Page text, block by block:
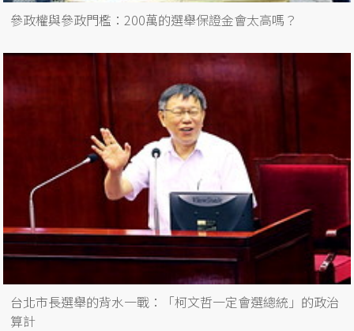
參政權與參政門檻：200萬的選舉保證金會太高嗎？
台北市長選舉的背水一戰：「柯文哲一定會選總統」的政治
算計